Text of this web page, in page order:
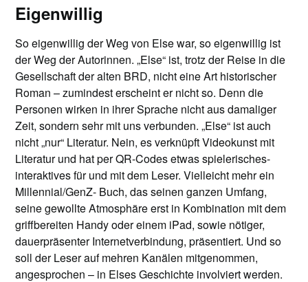
Eigenwillig
So eigenwillig der Weg von Else war, so eigenwillig ist
der Weg der Autorinnen. „Else“ ist, trotz der Reise in die
Gesellschaft der alten BRD, nicht eine Art historischer
Roman – zumindest erscheint er nicht so. Denn die
Personen wirken in ihrer Sprache nicht aus damaliger
Zeit, sondern sehr mit uns verbunden. „Else“ ist auch
nicht „nur“ Literatur. Nein, es verknüpft Videokunst mit
Literatur und hat per QR-Codes etwas spielerisches-
interaktives für und mit dem Leser. Vielleicht mehr ein
Millennial/GenZ- Buch, das seinen ganzen Umfang,
seine gewollte Atmosphäre erst in Kombination mit dem
griffbereiten Handy oder einem iPad, sowie nötiger,
dauerpräsenter Internetverbindung, präsentiert. Und so
soll der Leser auf mehren Kanälen mitgenommen,
angesprochen – in Elses Geschichte involviert werden.